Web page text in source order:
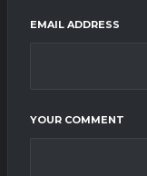
EMAIL ADDRESS
YOUR COMMENT